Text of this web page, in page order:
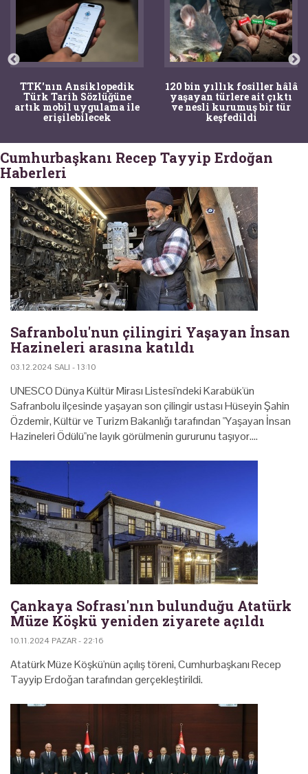
TTK'nın Ansiklopedik
Türk Tarih Sözlüğüne
artık mobil uygulama ile
erişilebilecek
120 bin yıllık fosiller hâlâ
yaşayan türlere ait çıktı
ve nesli kurumuş bir tür
keşfedildi
Cumhurbaşkanı Recep Tayyip Erdoğan
Haberleri
Safranbolu'nun çilingiri Yaşayan İnsan
Hazineleri arasına katıldı
03.12.2024 SALI - 13:10
UNESCO Dünya Kültür Mirası Listesi'ndeki Karabük'ün
Safranbolu ilçesinde yaşayan son çilingir ustası Hüseyin Şahin
Özdemir, Kültür ve Turizm Bakanlığı tarafından "Yaşayan İnsan
Hazineleri Ödülü"ne layık görülmenin gururunu taşıyor.…
Çankaya Sofrası'nın bulunduğu Atatürk
Müze Köşkü yeniden ziyarete açıldı
10.11.2024 PAZAR - 22:16
Atatürk Müze Köşkü'nün açılış töreni, Cumhurbaşkanı Recep
Tayyip Erdoğan tarafından gerçekleştirildi.